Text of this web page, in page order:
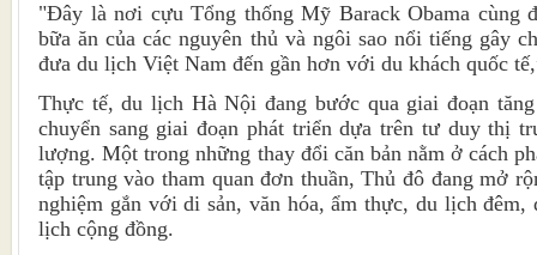
"Đây là nơi cựu Tổng thống Mỹ Barack Obama cùng
bữa ăn của các nguyên thủ và ngôi sao nổi tiếng gây
đưa du lịch Việt Nam đến gần hơn với du khách quốc
Thực tế, du lịch Hà Nội đang bước qua giai đoạn
chuyển sang giai đoạn phát triển dựa trên tư duy thị
lượng. Một trong những thay đổi căn bản nằm ở cách
tập trung vào tham quan đơn thuần, Thủ đô đang mở
nghiệm gắn với di sản, văn hóa, ẩm thực, du lịch đêm,
lịch cộng đồng.